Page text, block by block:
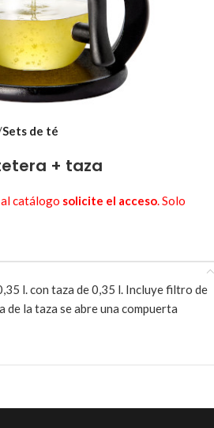
Sets de té
+ taza
catálogo solicite el acceso. Solo
l. con taza de 0,35 l. Incluye filtro de
de la taza se abre una compuerta